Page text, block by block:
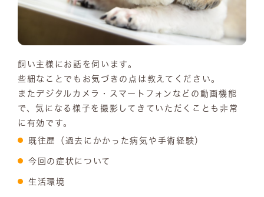
飼い主様にお話を伺います。
些細なことでもお気づきの点は教えてください。
またデジタルカメラ・スマートフォンなどの動画機能
で、気になる様子を撮影してきていただくことも非常
に有効です。
既往歴（過去にかかった病気や手術経験）
今回の症状について
生活環境